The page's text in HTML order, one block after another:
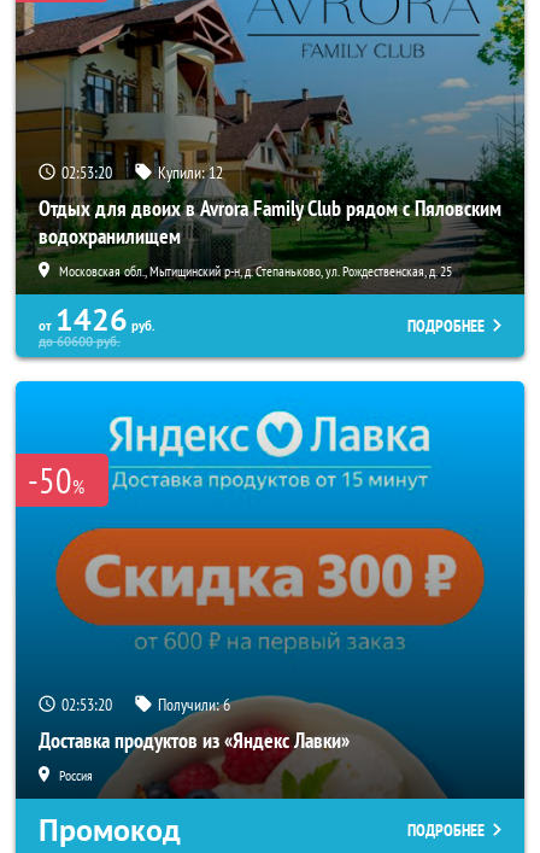
02:53:18 Купили:12
Отдых для двоих в Avrora Family Club рядом с Пяловским
водохранилищем
Московская обл., Мытищинский р-н, д. Степаньково, ул. Рождественская, д. 25
от 1426 руб.
до60600руб.
ПОДРОБНЕЕ
-50%
02:53:18 Получили:6
Доставка продуктов из «Яндекс Лавки»
Россия
Промокод ПОДРОБНЕЕ